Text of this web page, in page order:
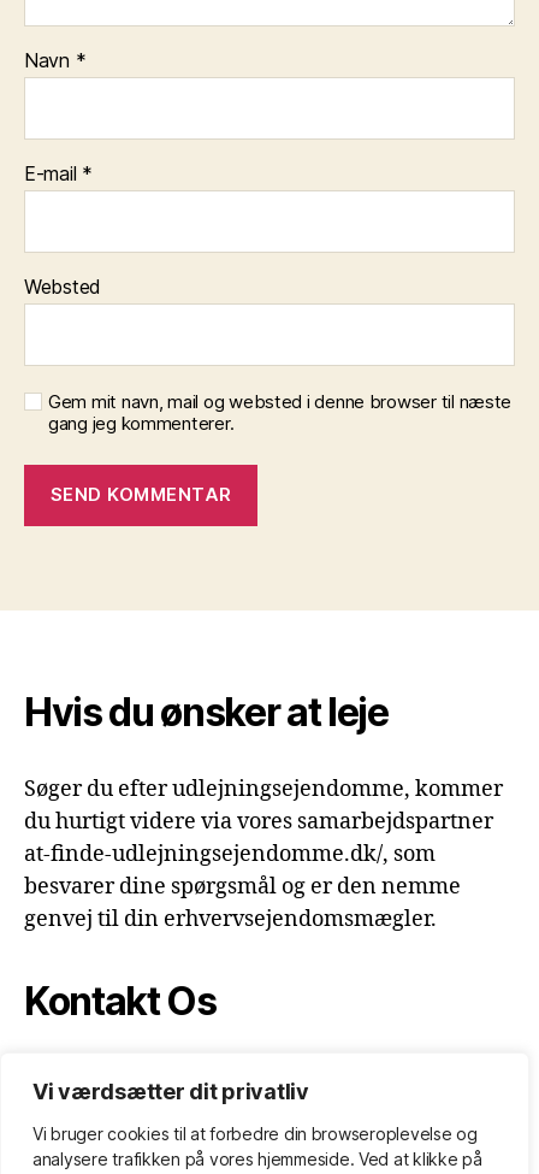
Vi værdsætter dit privatliv
Vi bruger cookies til at forbedre din browseroplevelseog
analysere trafikken på vores hjemmeside. Ved at klikke på
Navn *
E-mail *
Websted
Gem mit navn, mail og websted i denne browser til næste
gang jeg kommenterer.
Hvis du ønsker at leje
Søger du efter udlejningsejendomme, kommer
du hurtigt videre via vores samarbejdspartner
at-finde-udlejningsejendomme.dk/, som
besvarer dine spørgsmål og er den nemme
genvej til din erhvervsejendomsmægler.
Kontakt Os
Erhvervsejendomsmægler.dk
3. DK-2200 København N Tlf. +45 7020 0814
info@erhvervsejendomsmægler.dk